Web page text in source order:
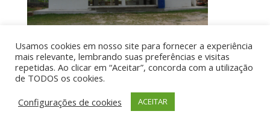
Por aí de Barraca - direitos reservados - Desenvolvido
por UIA WEB
Usamos cookies em nosso site para fornecer a experiência
mais relevante, lembrando suas preferências e visitas
repetidas. Ao clicar em “Aceitar”, concorda com a utilização
de TODOS os cookies.
Configurações de cookies
ACEITAR